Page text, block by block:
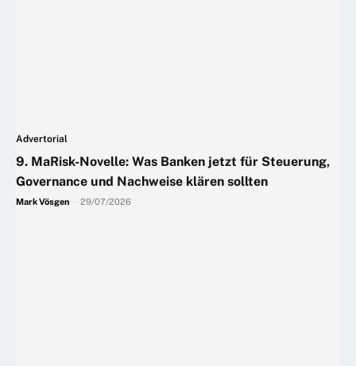
Advertorial
9. MaRisk-Novelle: Was Banken jetzt für Steuerung,
Governance und Nachweise klären sollten
Mark Vösgen 29/07/2026